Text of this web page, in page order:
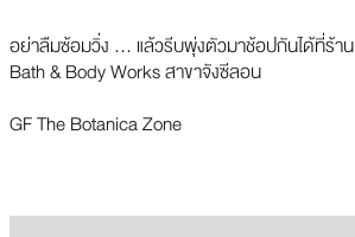
อย่าลืมซ้อมวิ่ง … แล้วรีบพุ่งตัวมาช้อปกันได้ที่ร้าน
Bath & Body Works สาขาจังซีลอน
GF The Botanica Zone